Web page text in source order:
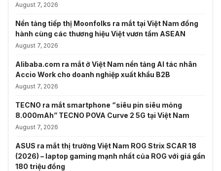
August 7, 2026
Nền tảng tiếp thị Moonfolks ra mắt tại Việt Nam đồng
hành cùng các thương hiệu Việt vươn tầm ASEAN
August 7, 2026
Alibaba.com ra mắt ở Việt Nam nền tảng AI tác nhân
Accio Work cho doanh nghiệp xuất khẩu B2B
August 7, 2026
TECNO ra mắt smartphone “siêu pin siêu mỏng
8.000mAh” TECNO POVA Curve 2 5G tại Việt Nam
August 7, 2026
ASUS ra mắt thị trường Việt Nam ROG Strix SCAR 18
(2026) – laptop gaming mạnh nhất của ROG với giá gần
180 triệu đồng